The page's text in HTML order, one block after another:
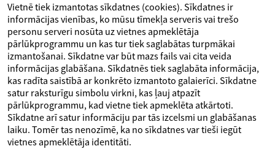
Vietnē tiek izmantotas sīkdatnes (cookies). Sīkdatnes ir
informācijas vienības, ko mūsu tīmekļa serveris vai trešo
personu serveri nosūta uz vietnes apmeklētāja
pārlūkprogrammu un kas tur tiek saglabātas turpmākai
izmantošanai. Sīkdatne var būt mazs fails vai cita veida
informācijas glabāšana. Sīkdatnēs tiek saglabāta informācija,
kas radīta saistībā ar konkrēto izmantoto galaierīci. Sīkdatne
satur raksturīgu simbolu virkni, kas ļauj atpazīt
pārlūkprogrammu, kad vietne tiek apmeklēta atkārtoti.
Sīkdatne arī satur informāciju par tās izcelsmi un glabāšanas
laiku. Tomēr tas nenozīmē, ka no sīkdatnes var tieši iegūt
vietnes apmeklētāja identitāti.